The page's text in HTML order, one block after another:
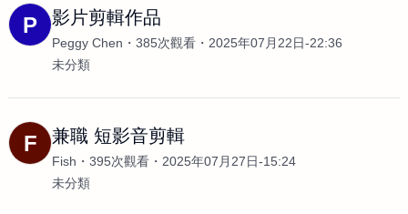
P 影片剪輯作品
Peggy Chen 385次觀看
2025年07月22日-22:36
未分類
F 兼職 短影音剪輯
Fish 395次觀看
2025年07月27日-15:24
未分類